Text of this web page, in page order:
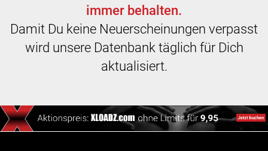
immer behalten.
Damit Du keine Neuerscheinungen verpasst
wird unsere Datenbank täglich für Dich
aktualisiert.